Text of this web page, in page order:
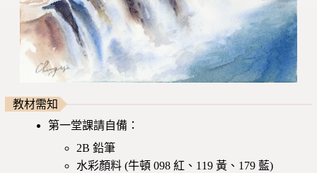
教材需知
第一堂課請自備：
2B 鉛筆
水彩顏料 (牛頓 098 紅、119 黃、179 藍)